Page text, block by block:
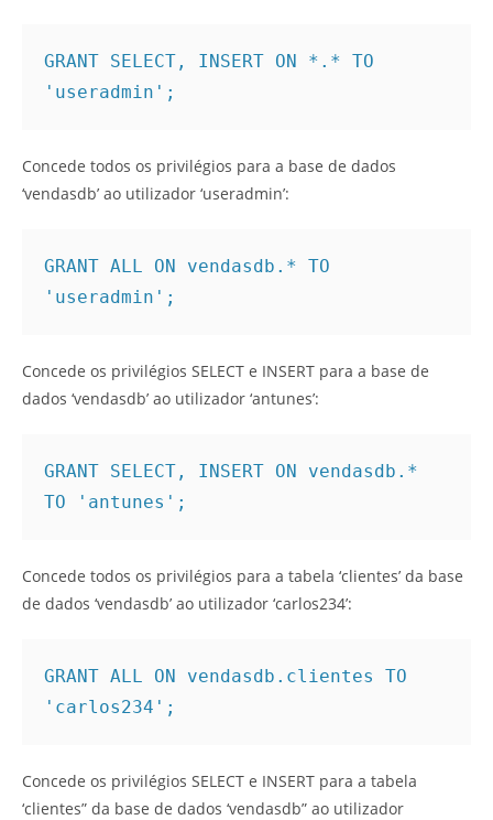
GRANT SELECT, INSERT ON *.* TO
'useradmin';
Concede todos os privilégios para a base de dados
‘vendasdb’ ao utilizador ‘useradmin’:
GRANT ALL ON vendasdb.* TO
'useradmin';
Concede os privilégios SELECT e INSERT para a base de
dados ‘vendasdb’ ao utilizador ‘antunes’:
GRANT SELECT, INSERT ON vendasdb.*
TO 'antunes';
Concede todos os privilégios para a tabela ‘clientes’ da base
de dados ‘vendasdb’ ao utilizador ‘carlos234’:
GRANT ALL ON vendasdb.clientes TO
'carlos234';
Concede os privilégios SELECT e INSERT para a tabela
‘clientes” da base de dados ‘vendasdb” ao utilizador